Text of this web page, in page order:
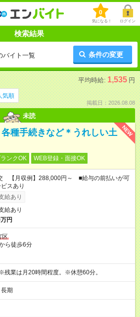
0
気になる！ ログイン
検索結果
バイト一覧 条件の変更
平均時給: 1,535 円
気順
掲載日：2026.08.08
未読
NEW
種手続きなど＊うれしい土
ンクOK WEB登録・面接OK
【月収例】288,000円～ ■給与の前払いが可
スあり
給あり
給あり
円
区
ら徒歩6分
業は月20時間程度。※休憩60分。
長期